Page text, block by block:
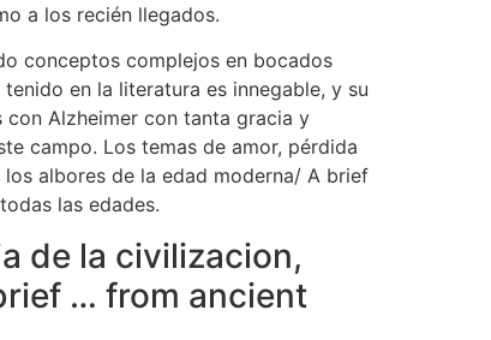
a los recién llegados.
conceptos complejos en bocados
en la literatura es innegable, y su
con Alzheimer con tanta gracia y
campo. Los temas de amor, pérdida
albores de la edad moderna/ A brief
las edades.
de la civilizacion,
… from ancient